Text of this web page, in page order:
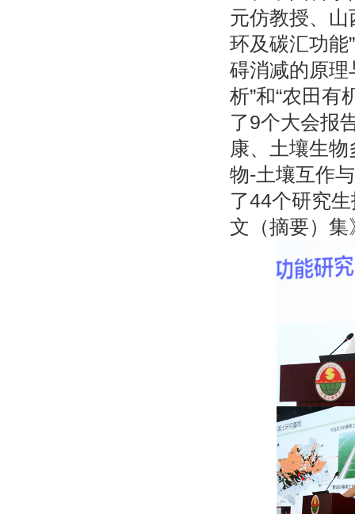
元仿教授、山
环及碳汇功能
碍消减的原理
析”和“农田有
了9个大会报
康、土壤生
物-土壤互作
了44个研究
文（摘要）集